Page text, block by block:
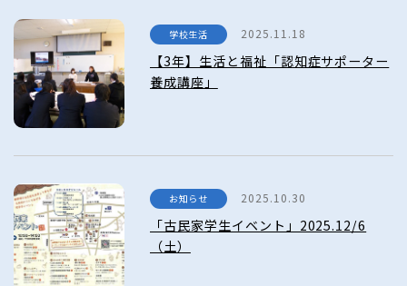
学校生活 2025.11.18
【3年】生活と福祉「認知症サポーター
養成講座」
お知らせ 2025.10.30
「古民家学生イベント」2025.12/6
（土）